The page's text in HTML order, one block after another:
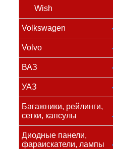
Wish
Volkswagen
Volvo
ВАЗ
УАЗ
Багажники, рейлинги,
сетки, капсулы
Диодные панели,
фараискатели, лампы